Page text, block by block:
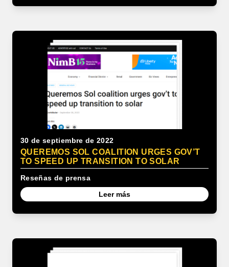
30 de septiembre de 2022
QUEREMOS SOL COALITION URGES GOV’T
TO SPEED UP TRANSITION TO SOLAR
Reseñas de prensa
Leer más